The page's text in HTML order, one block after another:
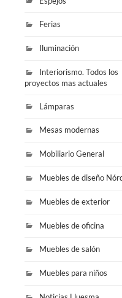
Ferias
Iluminación
Interiorismo. Todos los
proyectos mas actuales
Lámparas
Mesas modernas
Mobiliario General
Muebles de diseño
Muebles de exterior
Muebles de oficina
Muebles de salón
Muebles para niños